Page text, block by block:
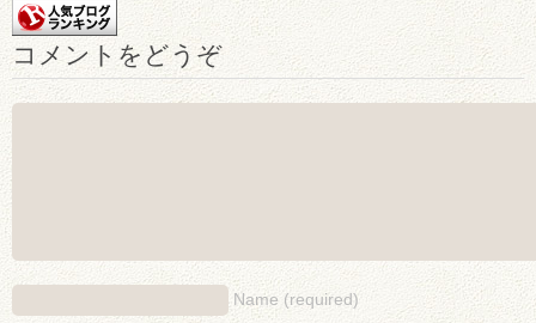
コメントをどうぞ
Name (required)